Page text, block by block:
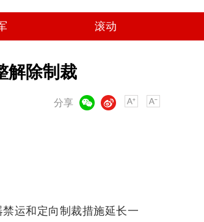
滚动
解除制裁
分享
微博
运和定向制裁措施延长一